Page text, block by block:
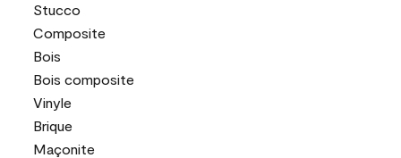
Stucco
Composite
Bois
Bois composite
Vinyle
Brique
Maçonite